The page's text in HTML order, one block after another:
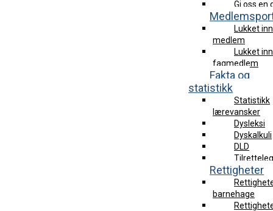
Gi oss en
Lukket
medlem
Lukket
fagmedlem
Fakta og
statistikk
Statistikk
lærevansker
Dysleksi
Dyskalkuli
DLD
Rettigheter
barnehage